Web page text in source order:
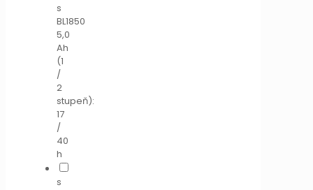
s
BL1850
5,0
Ah
(1
/
2
stupeň):
17
/
40
h
s